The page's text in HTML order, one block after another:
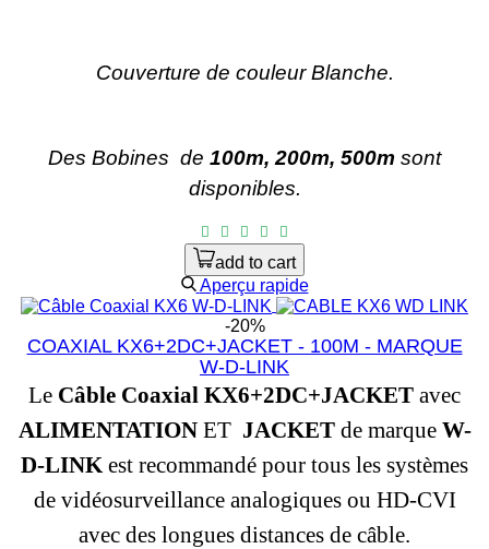
Couverture de couleur Blanche.
Des Bobines de 100m, 200m, 500m sont
disponibles.
add to cart
Aperçu rapide
-20%
COAXIAL KX6+2DC+JACKET - 100M - MARQUE
W-D-LINK
Le Câble Coaxial KX6+2DC+JACKET avec
ALIMENTATIONET JACKETde marque W-
D-LINK est recommandé pour tous les systèmes
de vidéosurveillance analogiques ou HD-CVI
avec des longues distances de câble.